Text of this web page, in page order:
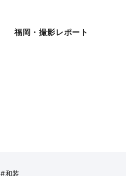
福岡・撮影レポート
#和装